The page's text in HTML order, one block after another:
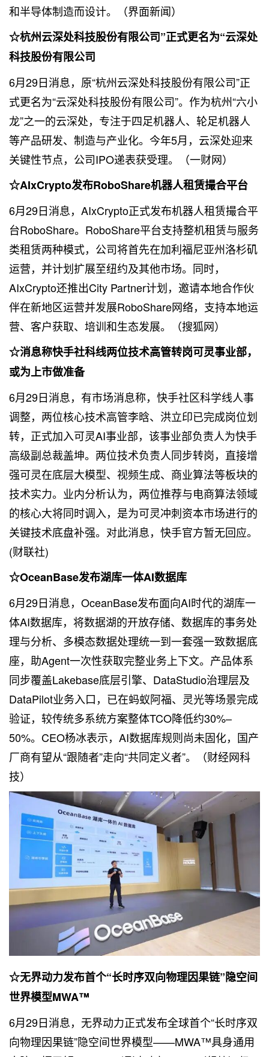
和半导体制造而设计。（界面新闻）
☆杭州云深处科技股份有限公司”正式更名为“云深处
科技股份有限公司
6月29日消息，原“杭州云深处科技股份有限公司”正
式更名为“云深处科技股份有限公司”。作为杭州“六小
龙”之一的云深处，专注于四足机器人、轮足机器人
等产品研发、制造与产业化。今年5月，云深处迎来
关键性节点，公司IPO递表获受理。（一财网）
☆AIxCrypto发布RoboShare机器人租赁撮合平台
6月29日消息，AIxCrypto正式发布机器人租赁撮合平
台RoboShare。RoboShare平台支持整机租赁与服务
类租赁两种模式，公司将首先在加利福尼亚州洛杉矶
运营，并计划扩展至纽约及其他市场。同时，
AIxCrypto还推出City Partner计划，邀请本地合作伙
伴在新地区运营并发展RoboShare网络，支持本地运
营、客户获取、培训和生态发展。（搜狐网）
☆消息称快手社科线两位技术高管转岗可灵事业部，
或为上市做准备
6月29日消息，有市场消息称，快手社区科学线人事
调整，两位核心技术高管李晗、洪立印已完成岗位划
转，正式加入可灵AI事业部，该事业部负责人为快手
高级副总裁盖坤。两位技术负责人同步转岗，直接增
强可灵在底层大模型、视频生成、商业算法等板块的
技术实力。业内分析认为，两位推荐与电商算法领域
的核心大将同时调入，是为可灵冲刺资本市场进行的
关键技术底盘补强。对此消息，快手官方暂无回应。
(财联社)
☆OceanBase发布湖库一体AI数据库
6月29日消息，OceanBase发布面向AI时代的湖库一
体AI数据库，将数据湖的开放存储、数据库的事务处
理与分析、多模态数据处理统一到一套强一致数据底
座，助Agent一次性获取完整业务上下文。产品体系
同步覆盖Lakebase底层引擎、DataStudio治理层及
DataPilot业务入口，已在蚂蚁阿福、灵光等场景完成
验证，较传统多系统方案整体TCO降低约30%–
50%。CEO杨冰表示，AI数据库规则尚未固化，国产
厂商有望从“跟随者”走向“共同定义者”。（财经网科
技）
☆无界动力发布首个“长时序双向物理因果链”隐空间
世界模型MWA™
6月29日消息，无界动力正式发布全球首个“长时序双
向物理因果链”隐空间世界模型——MWA™具身通用